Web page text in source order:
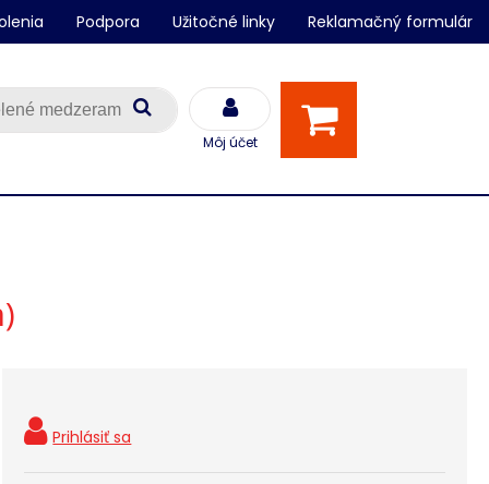
Môj účet
Podpora Užitočné linky Reklamačný formulár